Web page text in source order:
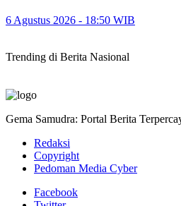
6 Agustus 2026 - 18:50 WIB
Trending di Berita Nasional
Gema Samudra: Portal Berita
Redaksi
Copyright
Pedoman Media Cyber
Facebook